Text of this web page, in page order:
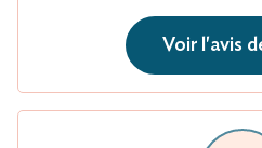
Voir l'avis